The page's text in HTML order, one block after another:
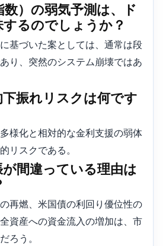
）の弱気予測は、ド
るのでしょうか？
基づいた案としては、通常は段
り、突然のシステム崩壊ではあ
振れリスクは何です
様化と相対的な金利支援の弱体
リスクである。
間違っている理由は
再燃、米国債の利回り優位性の
資産への資金流入の増加は、市
ろう。